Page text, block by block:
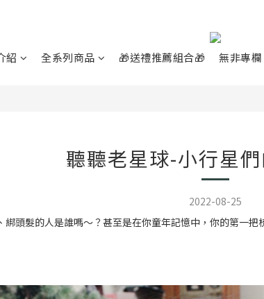
紹 全系列商品 🎁送禮推薦組合🎁 無非專欄
聽聽老星球-小行星
2022-08-25
綁頭髮的人是誰嗎～？甚至是在你童年記憶中，你的第一